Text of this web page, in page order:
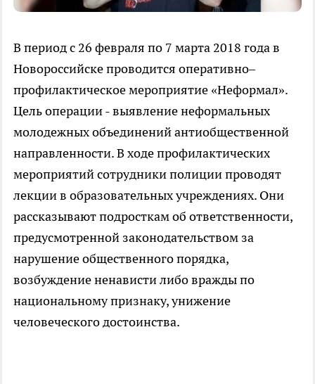
В период с 26 февраля по 7 марта 2018 года в
Новороссийске проводится оперативно–
профилактическое мероприятие «Неформал».
Цель операции - выявление неформальных
молодежных объединений антиобщественной
направленности. В ходе профилактических
мероприятий сотрудники полиции проводят
лекции в образовательных учреждениях. Они
рассказывают подросткам об ответственности,
предусмотренной законодательством за
нарушение общественного порядка,
возбуждение ненависти либо вражды по
национальному признаку, унижение
человеческого достоинства.